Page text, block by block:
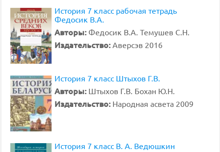
История 7 класс рабочая тетрадь
Федосик В.А.
Авторы: Федосик В.А. Темушев С.Н.
Издательство: Аверсэв 2016
История 7 класс Штыхов Г.В.
Авторы: Штыхов Г.В. Бохан Ю.Н.
Издательство: Народная асвета 2009
История 7 класс В. А. Ведюшкин